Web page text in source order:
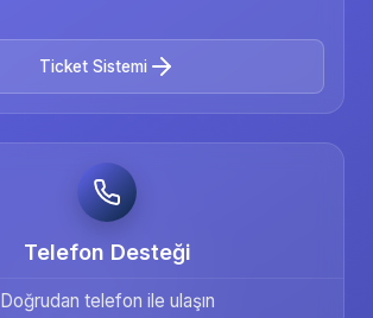
Ticket Sistemi
Telefon Desteği
Doğrudan telefon ile ulaşın